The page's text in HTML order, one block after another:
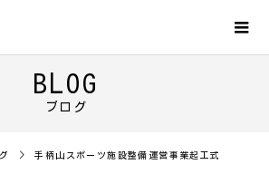
BLOG
ブログ
手柄山スポーツ施設整備運営事業起工式